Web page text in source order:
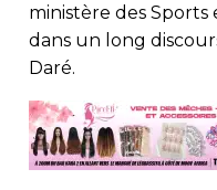
ministère des Sports
dans un long
Daré.